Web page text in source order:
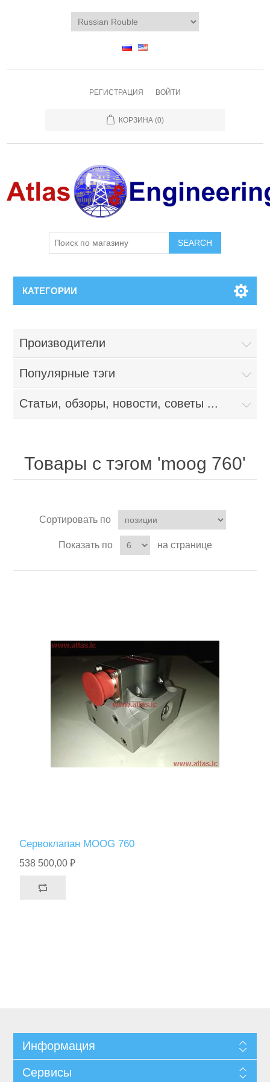
РЕГИСТРАЦИЯ ВОЙТИ
КОРЗИНА (0)
КАТЕГОРИИ
Производители
Популярные тэги
Статьи, обзоры, новости, советы ...
Товары с тэгом 'moog 760'
Сортировать по
Показать по на странице
Сервоклапан MOOG 760
538 500,00 ₽
Информация
Сервисы